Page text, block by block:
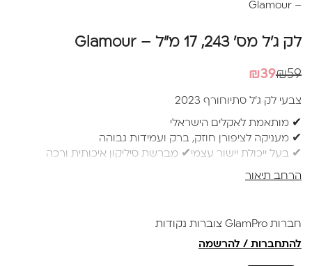
– Glamour
לק ג'ל מס' 243, 17 מ"ל – Glamour
₪59
המחיר
היה:
₪59.
₪39
המחיר
הוא:
₪39.
צבעי לק ג'ל סתיוחורף 2023
✔ מותאמת לאקלים הישראלי
✔ מעניקה לציפורן חוזק, ברק ועמידות גבוהה
✔ בעל ייכולת יישור עצמי✔ מברשת סיליקון איכותית ורכה
באישור משרד הבריאות
הרחב תיאור
חברות GlamPro צוברות נקודות
להתחברות / להרשמה